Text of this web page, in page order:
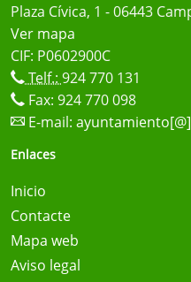
Plaza Cívica, 1 - 06443
Ver mapa
CIF: P0602900C
Telf.: 924 770 131
Fax: 924 770 098
E-mail:
Enlaces
Inicio
Contacte
Mapa web
Aviso legal